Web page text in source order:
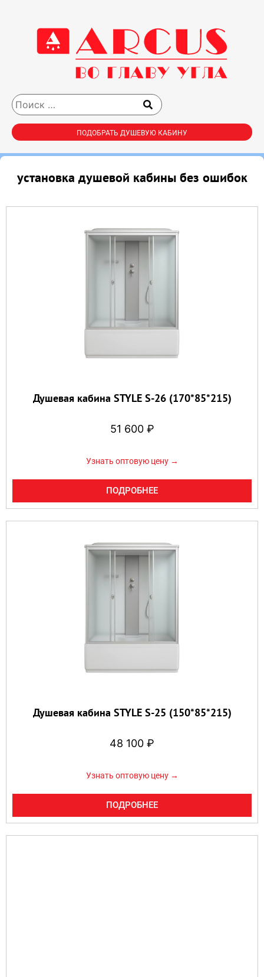
ПОДОБРАТЬ ДУШЕВУЮ КАБИНУ
установка душевой кабины без ошибок
Душевая кабина STYLE S-26 (170*85*215)
51 600 ₽
Узнать оптовую цену →
ПОДРОБНЕЕ
Душевая кабина STYLE S-25 (150*85*215)
48 100 ₽
Узнать оптовую цену →
ПОДРОБНЕЕ